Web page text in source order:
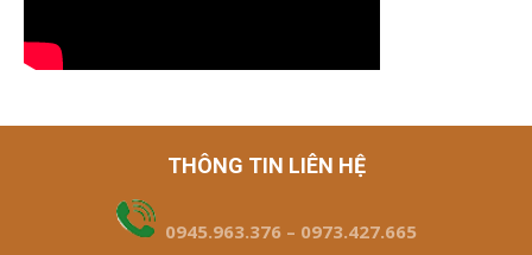
THÔNG TIN LIÊN HỆ
0945.963.376 – 0973.427.665